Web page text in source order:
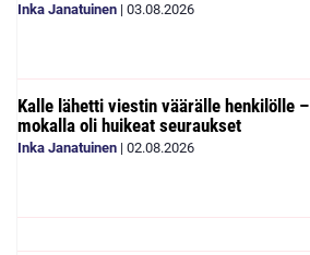
Inka Janatuinen | 03.08.2026
Kalle lähetti viestin väärälle henkilölle –
mokalla oli huikeat seuraukset
Inka Janatuinen | 02.08.2026